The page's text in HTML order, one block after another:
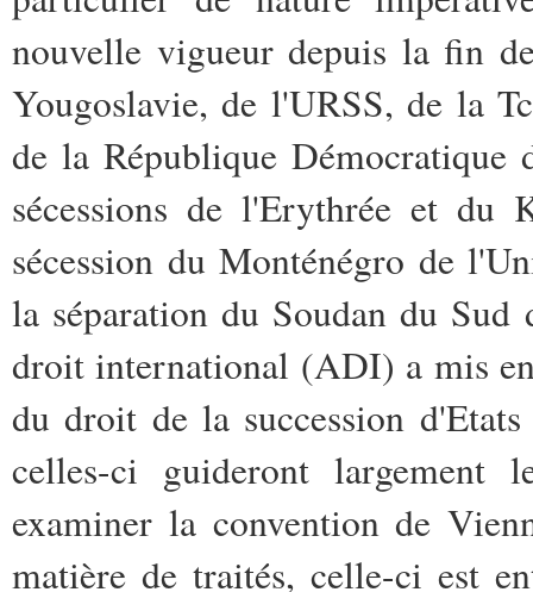
nouvelle vigueur depuis la fin
Yougoslavie, de l'URSS, de la
de la République
sécessions de l'Erythrée et du
sécession du Monténégro de
la séparation du Soudan du
droit international (ADI) a mis
du droit de la succession
celles-ci guideront
examiner la convention de
matière de traités, celle-ci est